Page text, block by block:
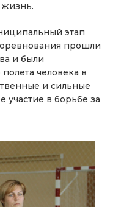
этап
прошли
и были
человека в
и сильные
участие в борьбе за